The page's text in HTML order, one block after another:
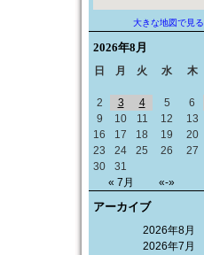
大きな地図で見る
2026年8月
日 月 火 水 木
« 7月 «-»
2
3 4 5 6
9
10 11 12 13
16
17 18 19 20
23
24 25 26 27
30
31
アーカイブ
2026年8月
2026年7月